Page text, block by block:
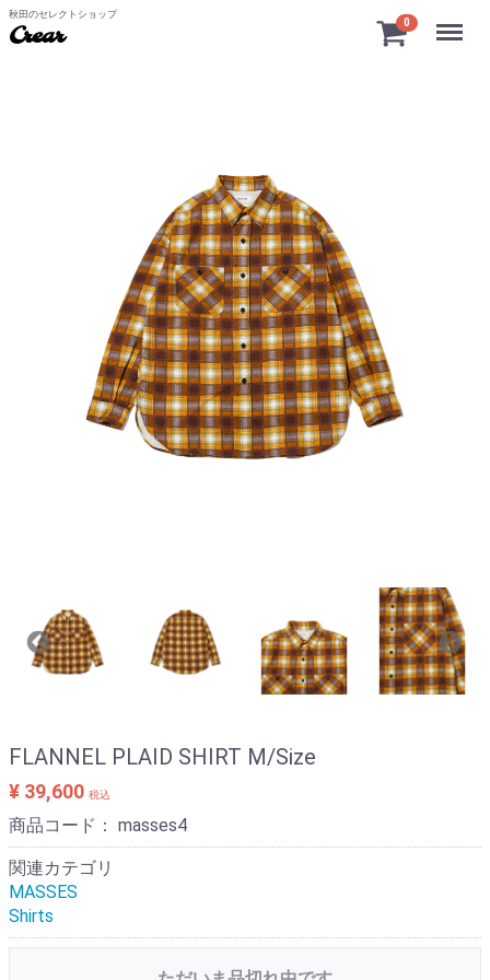
秋田のセレクトショップ
Crear
0 Menu
FLANNEL PLAID SHIRT M/Size
¥ 39,600 税込
商品コード： masses4
関連カテゴリ
MASSES
Shirts